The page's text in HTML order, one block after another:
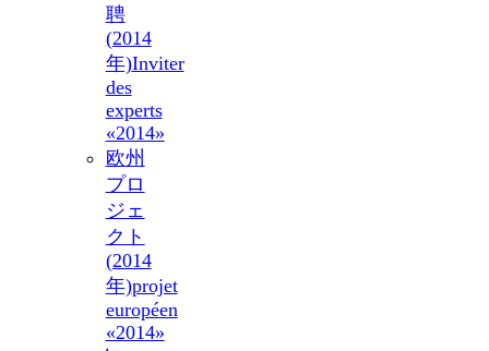
聘
(2014
年)Inviter
des
experts
«2014»
欧州
プロ
ジェ
クト
(2014
年)projet
européen
«2014»